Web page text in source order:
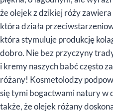
że olejek z dzikiej róży
która działa
która stymuluje produkcję
dobro. Nie bez przyczyny
i kremy naszych babć często
różany! Kosmetolodzy
się tymi bogactwami natury w
także, że olejek różany